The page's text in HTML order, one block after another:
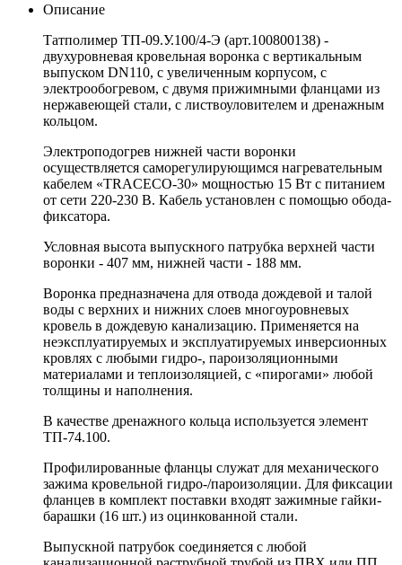
Описание
Татполимер ТП-09.У.100/4-Э (арт.100800138) -
двухуровневая кровельная воронка с вертикальным
выпуском DN110, с увеличенным корпусом, с
электрообогревом, с двумя прижимными фланцами из
нержавеющей стали, с листвоуловителем и дренажным
кольцом.
Электроподогрев нижней части воронки
осуществляется саморегулирующимся нагревательным
кабелем «TRACECO-30» мощностью 15 Вт с питанием
от сети 220-230 В. Кабель установлен с помощью обода-
фиксатора.
Условная высота выпускного патрубка верхней части
воронки - 407 мм, нижней части - 188 мм.
Воронка предназначена для отвода дождевой и талой
воды с верхних и нижних слоев многоуровневых
кровель в дождевую канализацию. Применяется на
неэксплуатируемых и эксплуатируемых инверсионных
кровлях с любыми гидро-, пароизоляционными
материалами и теплоизоляцией, с «пирогами» любой
толщины и наполнения.
В качестве дренажного кольца используется элемент
ТП-74.100.
Профилированные фланцы служат для механического
зажима кровельной гидро-/пароизоляции. Для фиксации
фланцев в комплект поставки входят зажимные гайки-
барашки (16 шт.) из оцинкованной стали.
Выпускной патрубок соединяется с любой